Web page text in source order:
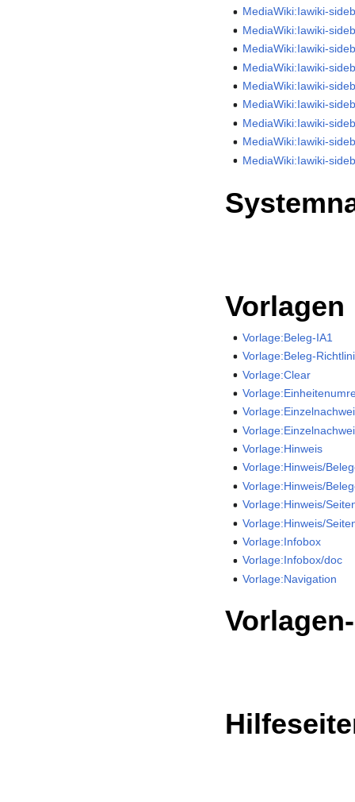
MediaWiki:Iawiki-
MediaWiki:Iawiki-
MediaWiki:Iawiki-
MediaWiki:Iawiki-
MediaWiki:Iawiki-
MediaWiki:Iawiki-
MediaWiki:Iawiki-
MediaWiki:Iawiki-
MediaWiki:Iawiki-
Vorlagen
Vorlage:Beleg-IA1
Vorlage:Beleg-
Vorlage:Clear
Vorlage:Hinweis
Vorlage:Hinweis/
Vorlage:Hinweis/
Vorlage:Hinweis/
Vorlage:Hinweis/
Vorlage:Infobox
Vorlage:Infobox/doc
Vorlage:Navigation